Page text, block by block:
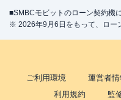
■SMBCモビットのローン契約機
※ 2026年9月6日をもって、ロー
ご利用環境 運営者情
利用規約
監